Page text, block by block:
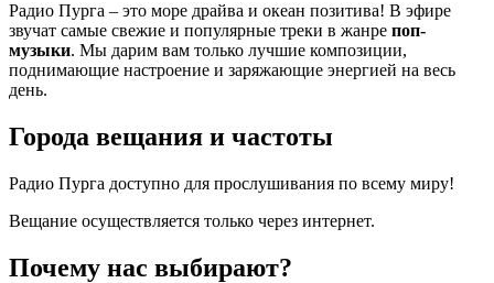
Радио Пурга – это море драйва и океан позитива! В эфире
звучат самые свежие и популярные треки в жанре поп-
музыки. Мы дарим вам только лучшие композиции,
поднимающие настроение и заряжающие энергией на весь
день.
Города вещания и частоты
Радио Пурга доступно для прослушивания по всему миру!
Вещание осуществляется только через интернет.
Почему нас выбирают?